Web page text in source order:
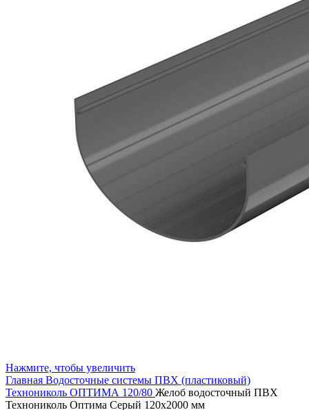
Нажмите, чтобы увеличить
Главная Водосточные системы ПВХ (пластиковый)
Технониколь ОПТИМА 120/80 Желоб водосточный ПВХ
Технониколь Оптима Серый 120х2000 мм